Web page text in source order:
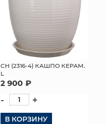
СН (2316-4) КАШПО КЕРАМ.
L
2 900 ₽
- +
В КОРЗИНУ